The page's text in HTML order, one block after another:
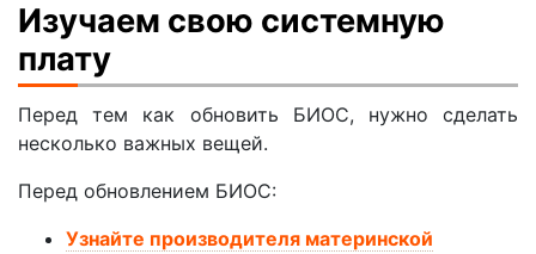
Изучаем свою системную
плату
Перед тем как обновить БИОС, нужно сделать
несколько важных вещей.
Перед обновлением БИОС:
Узнайте производителя материнской